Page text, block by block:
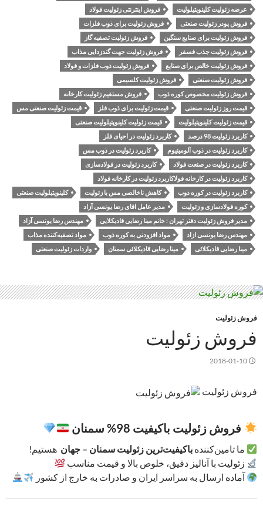
عرضه زئولیت کلینوپتیلولیت
فروش اینترنتی زئولیت فولاد
فروش پودر زئولیت صنعتی
فروش زئولیت برای ذوب فلزات
فروش زئولیت برای صنایع سنگین
فروش زئولیت تصفیه گاز
فروش زئولیت جذب فسفر
فروش زئولیت جهت گندزدایی مذاب
فروش زئولیت خالص برای صنایع
فروش زئولیت ذوب فلزات و فولاد
فروش زئولیت صنعتی
فروش زئولیت کلسیمی
فروش زئولیت مخصوص کوره ذوب
فروش مستقیم زئولیت کارخانه
قیمت روز زئولیت صنعتی
قیمت زئولیت برای ذوب فلز
قیمت زئولیت صنعتی مس
قیمت زئولیت کلینوپتیلولیت
قیمت زئولیت کلینوپتیلولیت صنعتی
کاربرد زئولیت 98 درصد
کاربرد زئولیت در احیای فلز
کاربرد زئولیت در ذوب آلومینیوم
کاربرد زئولیت در ذوب مس
کاربرد زئولیت در صنعت فولاد
کاربرد زئولیت در فولادسازی
کاربرد زئولیت در کارخانه فولاکاربرد زئولیت در کارخانه فولاد
کاربرد زئولیت در کوره ذوب
کاهش ناخالصی مس با زئولیت
کلینوپتیلولیت صنعتی
کوره فولادسازی و زئولیت
مدیر عامل اقای رضا یونسی آزاد
مدیر فروش زئولیت دفتر تهران : خانم مینا رضایی قادیکلایی
مهندس رضا یونسی آزاد
مهندس رضا یونسی ازاد
مواد افزودنی به کوره ذوب
مواد تصفیه‌کننده مذاب
مینا رضایی قادیکلائی
مینا رضایی قادیکلائی سمنان واردات زئولیت صنعتی
فروش زئولیت
فروش زئولیت
2018-01-10
فروش زئولیت
فروش زئولیت باکیفیت 98% سمنان
ما تامین‌کنندهباکیفیت‌ترین زئولیت سمنان – جهان هستیم!
زئولیت با آنالیز دقیق، خلوص بالا و قیمت مناسب
آماده ارسال به سراسر ایران و صادرات به خارج از کشور